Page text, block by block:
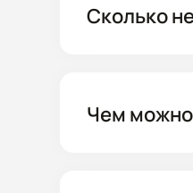
Сколько
Чем можно